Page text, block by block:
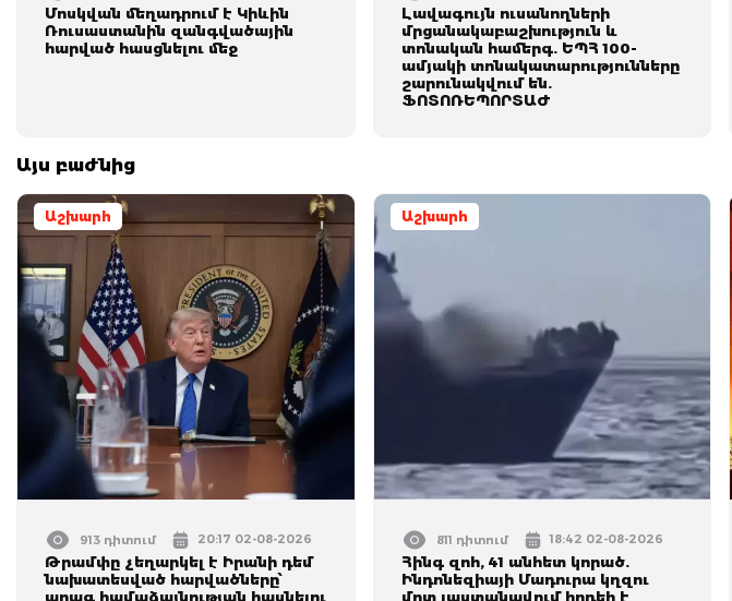
Մոսկվան մեղադրում է Կիևին
Ռուսաստանին զանգվածային
հարված հասցնելու մեջ
Լավագույն ուսանողների
մրցանակաբաշխություն և
տոնական համերգ. ԵՊՀ 100-
ամյակի տոնակատարությունները
շարունակվում են.
ՖՈՏՈՌԵՊՈՐՏԱԺ
Այս բաժնից
Աշխարհ
913 դիտում 20:17 02-08-2026
Թրամփը չեղարկել է Իրանի դեմ
նախատեսված հարվածները՝
արագ համաձայնության հասնելու
Աշխարհ
811 դիտում 18:42 02-08-2026
Հինգ զոհ, 41 անհետ կորած.
Ինդոնեզիայի Մադուրա կղզու
մոտ լաստանավում հրդեհ է